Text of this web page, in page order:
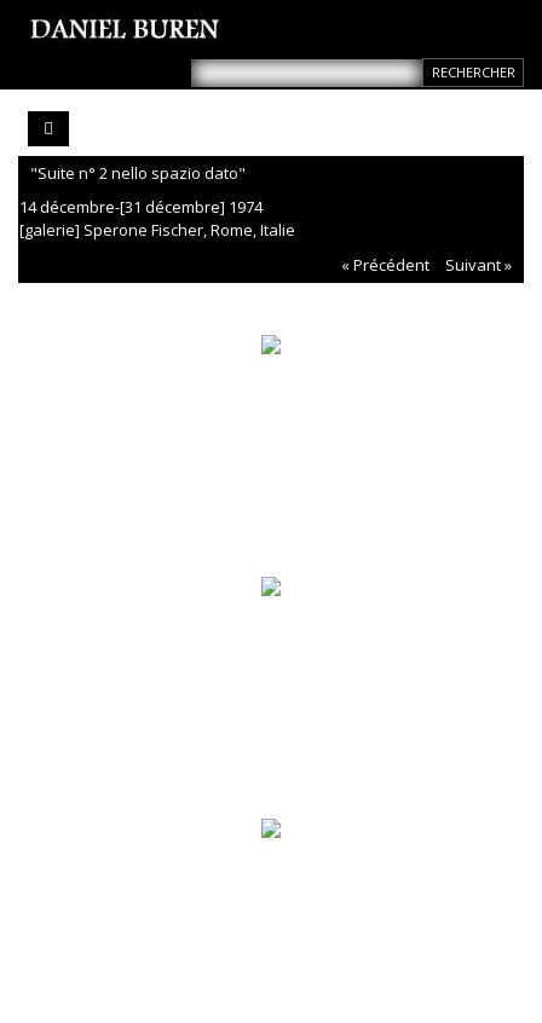
"Suite n° 2 nello spazio dato"
14 décembre-[31 décembre] 1974
[galerie] Sperone Fischer, Rome, Italie
« Précédent
Suivant »